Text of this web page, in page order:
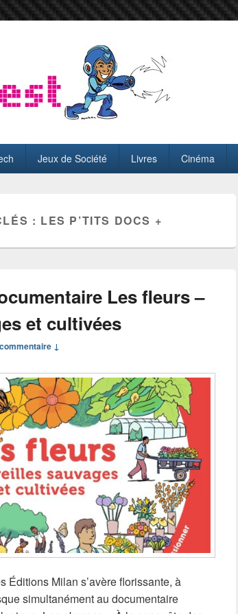
Jeux de Société Livres Cinéma
: LES P’TITS DOCS +
Les fleurs –
et cultivées
↓
Éditions Milan s’avère florissante, à
simultanément au documentaire